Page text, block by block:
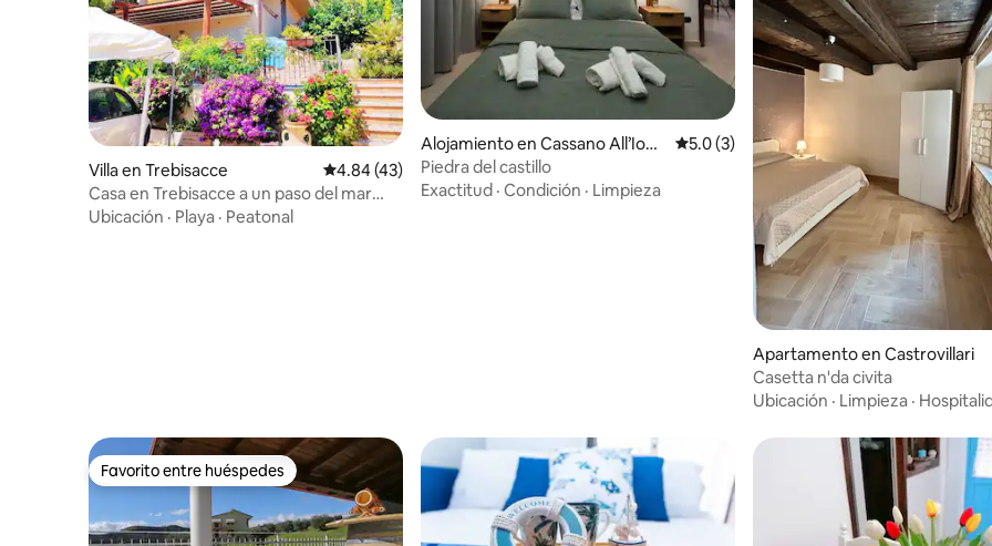
Villa en Trebisacce Calificación promedio: 4.84 de 5, 43 reseñas
4.84 (43)
Casa en Trebisacce a un paso del mar
azul
Ubicación · Playa · Peatonal
Alojamiento en Cassano All’Ioni
o
Calificación promedio: 5.0 de 5, 3 reseñas
5.0 (3)
Piedra del castillo
Exactitud · Condición · Limpieza
Apartamento en Castrovillari
Casetta n'da civita
Ubicación · Limpieza ·
Favorito entre huéspedes
Favorito entre huéspedes